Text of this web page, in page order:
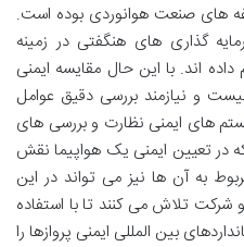
های صنعت هوانوردی بوده است.
گذاری های هنگفتی در زمینه
اند. با این حال مقایسه ایمنی
و نیازمند بررسی دقیق عوامل
های ایمنی نظارت و بررسی های
در تعیین ایمنی یک هواپیما نقش
به آن ها نیز می تواند در این
شرکت تلاش می کنند تا با استفاده
بین المللی ایمنی پروازها را